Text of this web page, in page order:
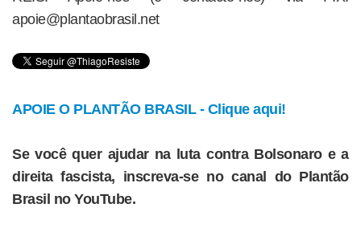
apoie@plantaobrasil.net
APOIE O PLANTÃO BRASIL - Clique aqui!
Se você quer ajudar na luta contra Bolsonaro e a
direita fascista, inscreva-se no canal do Plantão
Brasil no YouTube.